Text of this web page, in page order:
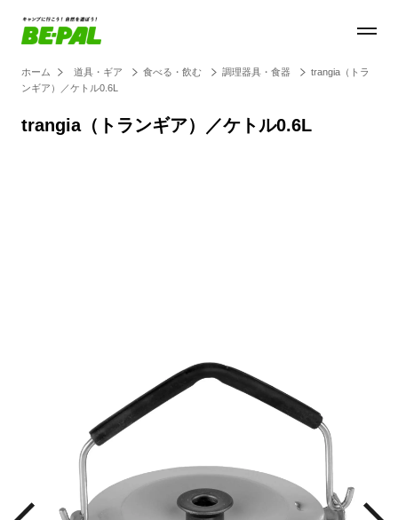
ホーム 道具・ギア 食べる・飲む 調理器具・食器
trangia（トラ
ンギア）／ケトル0.6L
trangia（トランギア）／ケトル0.6L